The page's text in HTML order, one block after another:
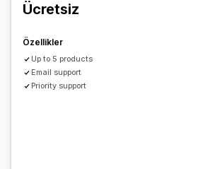
Ücretsiz
Özellikler
Up to 5 products
Email support
Priority support